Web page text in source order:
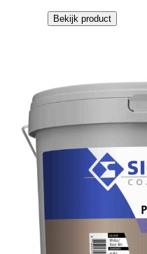
Bekijk product